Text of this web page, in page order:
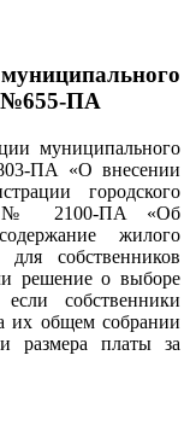
№655-ПА
муниципального
ПА «О внесении
городского
№ 2100-ПА «Об
жилого
собственников
решение о выборе
собственники
их общем собрании
размера платы за